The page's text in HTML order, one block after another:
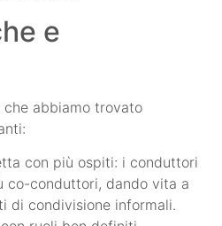
e
abbiamo trovato
con più ospiti: i conduttori
co-conduttori, dando vita a
di condivisione informali.